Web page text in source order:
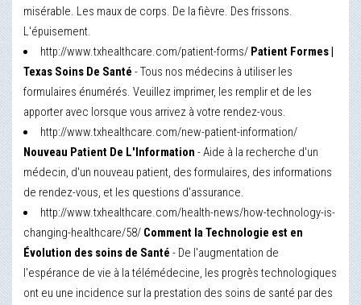
misérable. Les maux de corps. De la fièvre. Des frissons.
L'épuisement.
http://www.txhealthcare.com/patient-forms/ Patient Formes |
Texas Soins De Santé - Tous nos médecins à utiliser les
formulaires énumérés. Veuillez imprimer, les remplir et de les
apporter avec lorsque vous arrivez à votre rendez-vous.
http://www.txhealthcare.com/new-patient-information/
Nouveau Patient De L'Information - Aide à la recherche d'un
médecin, d'un nouveau patient, des formulaires, des informations
de rendez-vous, et les questions d'assurance.
http://www.txhealthcare.com/health-news/how-technology-is-
changing-healthcare/58/ Comment la Technologie est en
Évolution des soins de Santé - De l'augmentation de
l'espérance de vie à la télémédecine, les progrès technologiques
ont eu une incidence sur la prestation des soins de santé par des